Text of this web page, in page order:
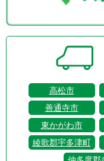
高松市
善通寺市
東かがわ市
綾歌郡宇多津町